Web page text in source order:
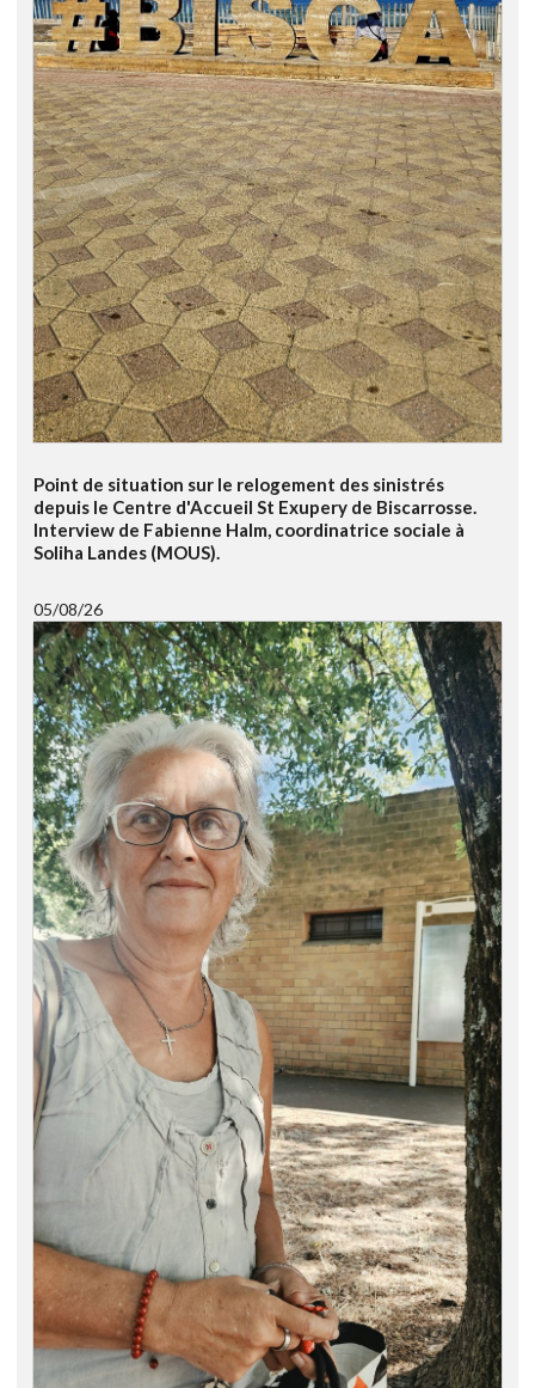
Point de situation sur le relogement des sinistrés
depuis le Centre d'Accueil St Exupery de Biscarrosse.
Interview de Fabienne Halm, coordinatrice sociale à
Soliha Landes (MOUS).
05/08/26